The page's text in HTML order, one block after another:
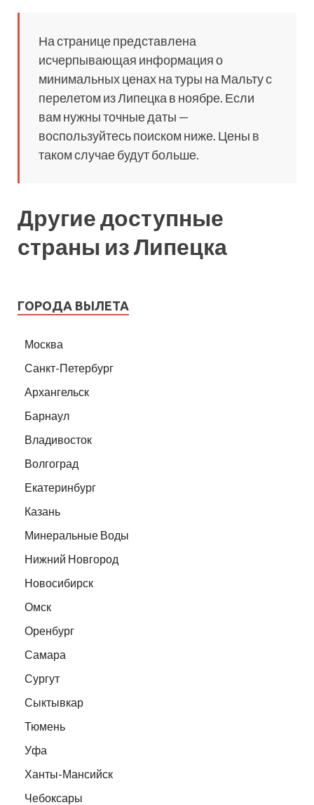
На странице представлена
исчерпывающая информация о
минимальных ценах на туры на Мальту с
перелетом из Липецка в ноябре. Если
вам нужны точные даты —
воспользуйтесь поиском ниже. Цены в
таком случае будут больше.
Другие доступные
страны из Липецка
ГОРОДА ВЫЛЕТА
Москва
Санкт-Петербург
Архангельск
Барнаул
Владивосток
Волгоград
Екатеринбург
Казань
Минеральные Воды
Нижний Новгород
Новосибирск
Омск
Оренбург
Самара
Сургут
Сыктывкар
Тюмень
Уфа
Ханты-Мансийск
Чебоксары